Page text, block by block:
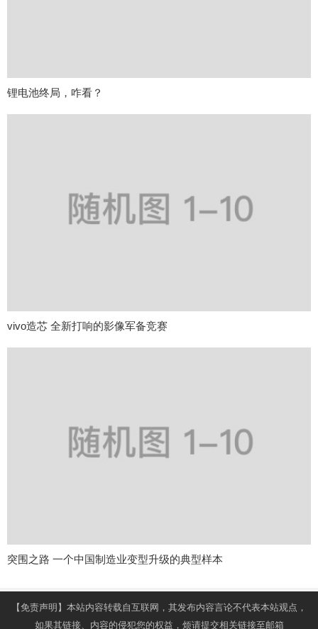
锂电池终局，咋看？
vivo造芯 全新打响的影像军备竞赛
突围之路 一个中国制造业变型升级的典型样本
【免责声明】本站内容转载自互联网，其发布内容言论不代表本站观点，
如果其链接、内容的侵犯您的权益，烦请提交相关链接至邮箱